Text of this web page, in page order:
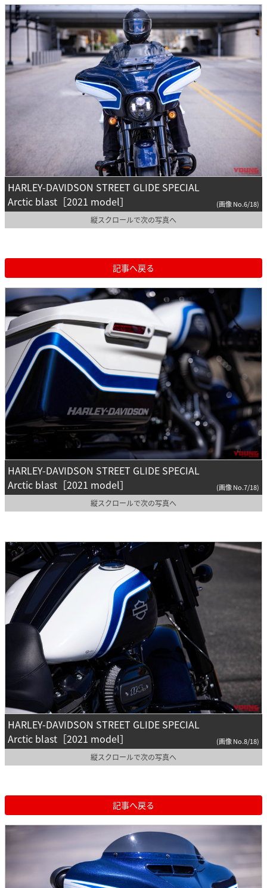
HARLEY-DAVIDSON STREET GLIDE SPECIAL
Arctic blast［2021 model］
(画像 No.6/18)
縦スクロールで次の写真へ
記事へ戻る
HARLEY-DAVIDSON STREET GLIDE SPECIAL
Arctic blast［2021 model］
(画像 No.7/18)
縦スクロールで次の写真へ
HARLEY-DAVIDSON STREET GLIDE SPECIAL
Arctic blast［2021 model］
(画像 No.8/18)
縦スクロールで次の写真へ
記事へ戻る